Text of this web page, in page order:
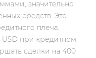
значительно
средств. Это
плеча.
при кредитном
сделки на 400